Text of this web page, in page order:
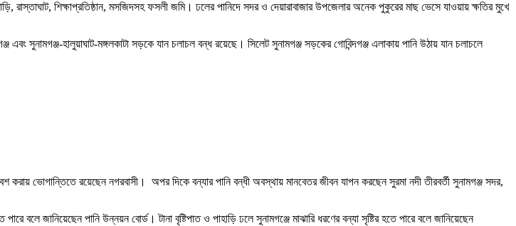
রাস্তাঘাট, শিক্ষাপ্রতিষ্ঠান, মসজিদসহ ফসলী জমি। ঢলের পানিদে সদর ও দেয়ারাবাজার উপজেলার অনেক পুকুরের মাছ ভেসে যাওয়ায় ক্ষতির মুখে
এবং সুনামগঞ্জ-হালুয়াঘাট-মঙ্গলকাটা সড়কে যান চলাচল বন্ধ রয়েছে। সিলেট সুনামগঞ্জ সড়কের গোবিন্দগঞ্জ এলাকায় পানি উঠায় যান চলাচলে
করায় ভোগান্তিতে রয়েছেন নগরবাসী। অপর দিকে বন্যার পানি বন্ধী অবস্থায় মানবেতর জীবন যাপন করছেন সুরমা নদী তীরবর্তী সুনামগঞ্জ সদর,
বলে জানিয়েছেন পানি উন্নয়ন বোর্ড। টানা বৃষ্টিপাত ও পাহাড়ি ঢলে সুনামগঞ্জে মাঝারি ধরণের বন্যা সৃষ্টির হতে পারে বলে জানিয়েছেন